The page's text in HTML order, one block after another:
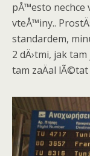
pÅ™esto nechce
vteÅ™iny..
standardem,
2 dÄ›tmi, jak
tam zaÄal